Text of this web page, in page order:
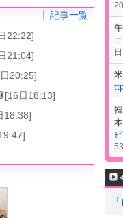
記事一覧
22:22]
21:04]
20:25]
[16日18:13]
18:38]
53